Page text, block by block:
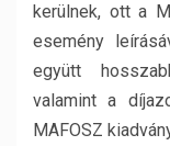
kerülnek, ott a
esemény
együtt
valamint a
MAFOSZ